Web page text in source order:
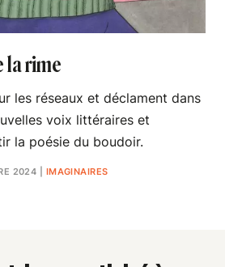
la rime
les réseaux et déclament dans
voix littéraires et
la poésie du boudoir.
2024 IMAGINAIRES